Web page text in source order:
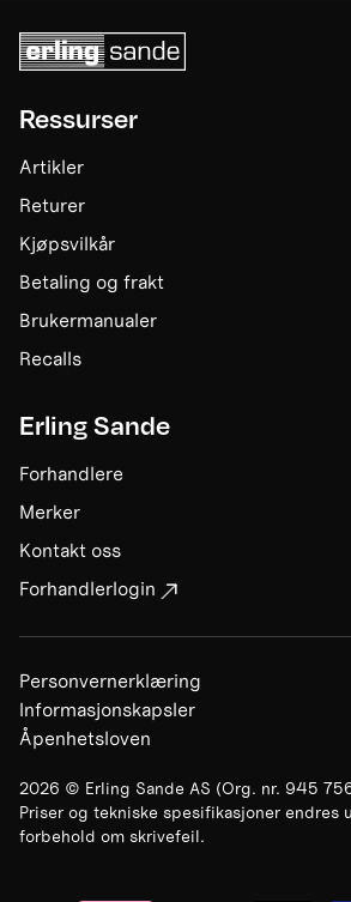
Ressurser
Artikler
Returer
Kjøpsvilkår
Betaling og frakt
Brukermanualer
Recalls
Erling Sande
Forhandlere
Merker
Kontakt oss
Forhandlerlogin
2026 © Erling Sande AS (Org. nr. 945
Priser og tekniske spesifikasjoner endres
forbehold om skrivefeil.
Personvernerklæring
Informasjonskapsler
Åpenhetsloven